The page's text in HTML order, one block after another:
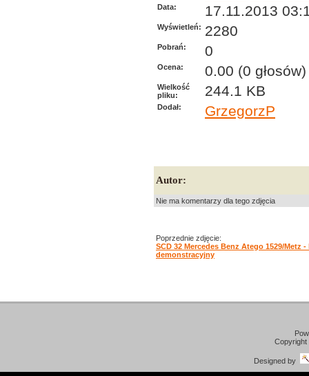
Data:
17.11.2013
Wyświetleń: 2280
Pobrań: 0
Ocena: 0.00 (0 głosów)
Wielkość
pliku:
244.1 KB
Dodał: GrzegorzP
Autor:
Nie ma komentarzy dla tego zdjęcia
Poprzednie zdjęcie:
SCD 32 Mercedes Benz Atego 1529/Metz -
demonstracyjny
Designed by